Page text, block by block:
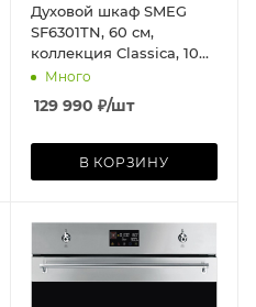
Духовой шкаф SMEG
SF6301TN, 60 см,
коллекция Classica, 10
режимов, чёрный
Много
129 990 ₽/шт
В КОРЗИНУ